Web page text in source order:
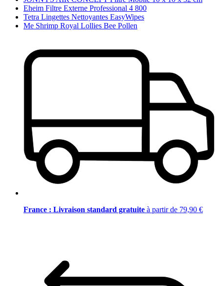
Eheim Filtre Externe Professional 4 800
Tetra Lingettes Nettoyantes EasyWipes
Me Shrimp Royal Lollies Bee Pollen
France : Livraison standard gratuite à partir de 79,90 €